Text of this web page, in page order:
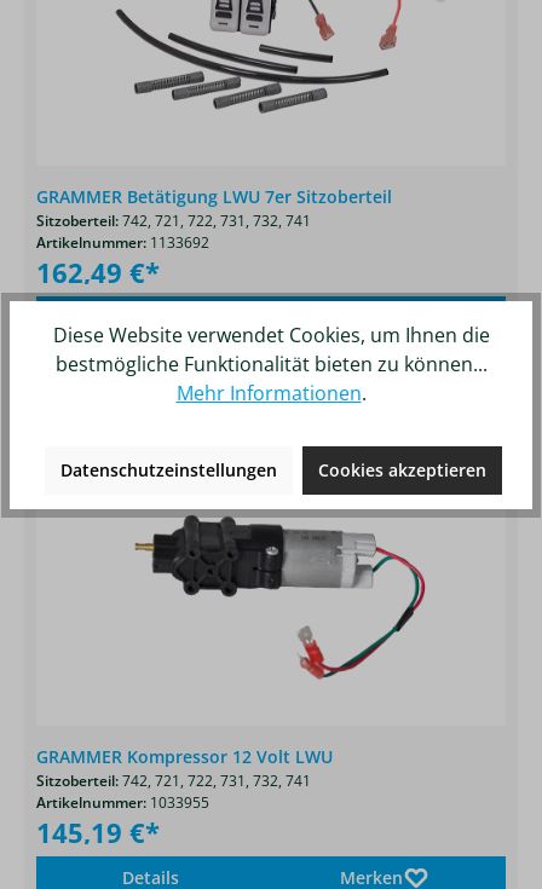
GRAMMER Betätigung LWU 7er Sitzoberteil
Sitzoberteil:742, 721, 722, 731, 732, 741
Artikelnummer: 1133692
162,49 €*
Produktgalerie überspringen
Ähnliche Artikel
GRAMMER Kompressor 12 Volt LWU
Sitzoberteil:742, 721, 722, 731, 732, 741
Artikelnummer: 1033955
145,19 €*
Details Merken
Diese Website verwendet Cookies, um Ihnen die
bestmögliche Funktionalität bieten zu können...
Mehr Informationen.
Datenschutzeinstellungen Cookies akzeptieren